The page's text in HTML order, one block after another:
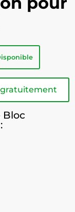
gratuitement
Bloc